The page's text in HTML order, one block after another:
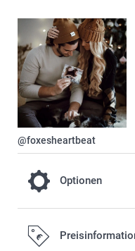
@foxesheartbeat
Optionen
Mit Glitzerpapier
Papier wirkt Ihre